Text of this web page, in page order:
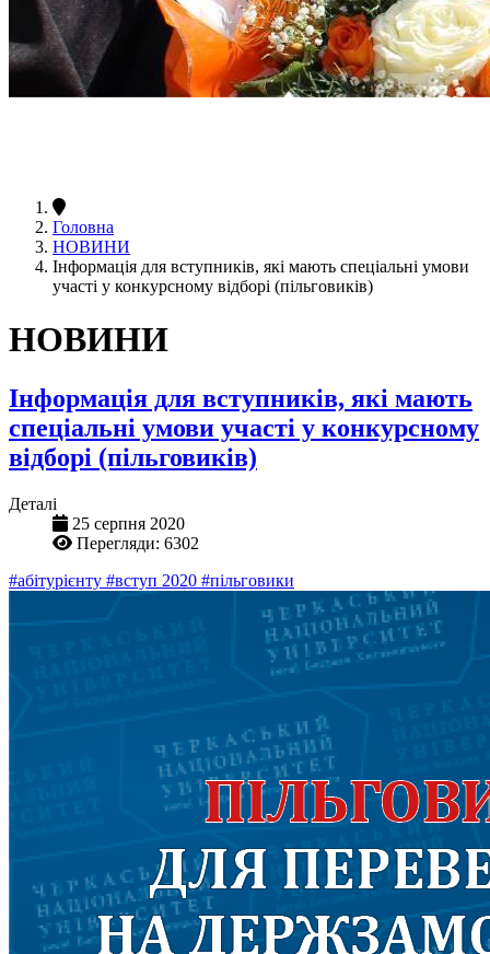
Головна
НОВИНИ
Інформація для вступників, які мають спеціальні умови
участі у конкурсному відборі (пільговиків)
НОВИНИ
Інформація для вступників, які мають
спеціальні умови участі у конкурсному
відборі (пільговиків)
Деталі
25 серпня 2020
Перегляди: 6302
#абітурієнту #вступ 2020 #пільговики